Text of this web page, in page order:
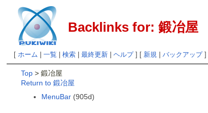
Backlinks for: 鍛冶屋
[ ホーム 一覧 検索| 最終更新| ヘルプ] [ 新規| バックアップ]
Top > 鍛冶屋
Return to 鍛冶屋
MenuBar (905d)